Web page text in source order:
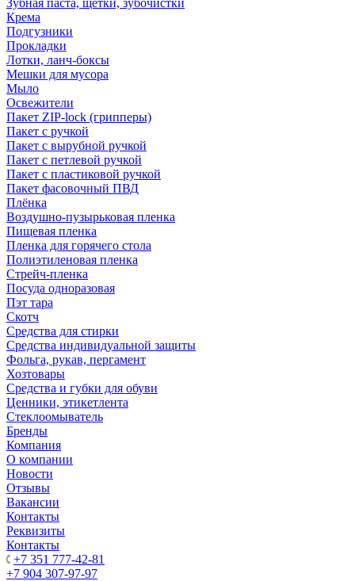
Зубная паста, щетки, зубочистки
Крема
Подгузники
Прокладки
Лотки, ланч-боксы
Мешки для мусора
Мыло
Освежители
Пакет ZIP-lock (грипперы)
Пакет с ручкой
Пакет с вырубной ручкой
Пакет с петлевой ручкой
Пакет с пластиковой ручкой
Пакет фасовочный ПВД
Плёнка
Воздушно-пузырьковая пленка
Пищевая пленка
Пленка для горячего стола
Полиэтиленовая пленка
Стрейч-пленка
Посуда одноразовая
Пэт тара
Скотч
Средства для стирки
Средства индивидуальной защиты
Фольга, рукав, пергамент
Хозтовары
Средства и губки для обуви
Ценники, этикетлента
Стеклоомыватель
Бренды
Компания
О компании
Новости
Отзывы
Вакансии
Контакты
Реквизиты
Контакты
+7 351 777-42-81
+7 904 307-97-97